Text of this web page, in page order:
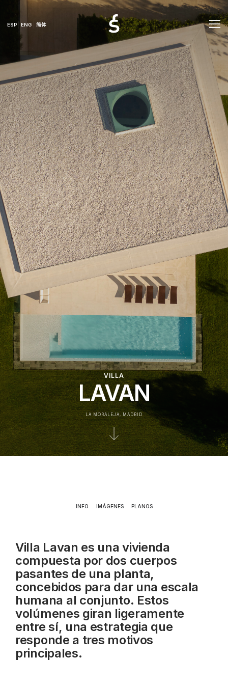
ESP ENG 简体
VILLA
LAVAN
LA MORALEJA, MADRID
INFO IMÁGENES PLANOS
Villa Lavan es una vivienda
compuesta por dos cuerpos
pasantes de una planta,
concebidos para dar una escala
humana al conjunto. Estos
volúmenes giran ligeramente
entre sí, una estrategia que
responde a tres motivos
principales.